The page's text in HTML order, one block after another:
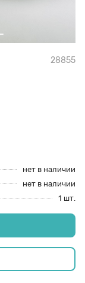
28855
нет в наличии
нет в наличии
1 шт.